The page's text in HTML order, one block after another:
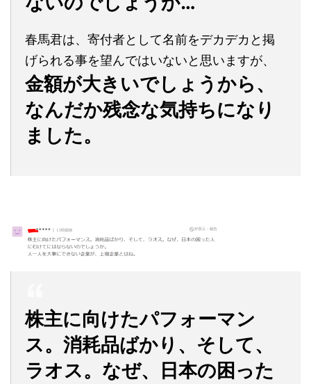
春馬君は、寄付者として名前をデカデカと掲
げられる事を望んではいないと思いますが、
金額が大きいでしょうから、
なんだか残念な気持ちになり
ました。
株主に向けたパフォーマン
ス。消耗品ばかり、そして、
ラオス。なぜ、日本の困った